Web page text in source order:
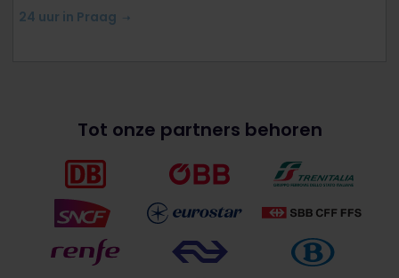
24 uur in Praag
Tot onze partners behoren